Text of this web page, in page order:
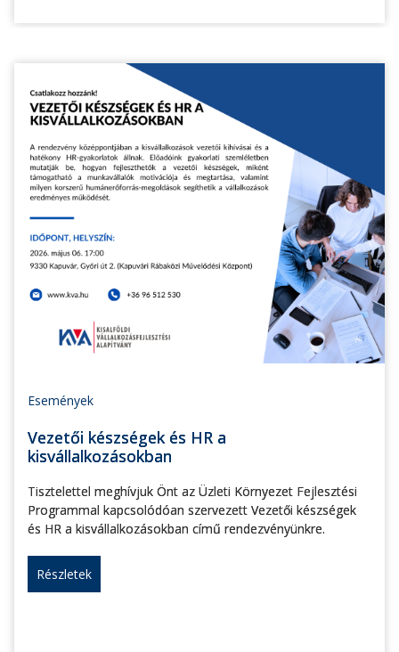
Események
Vezetői készségek és HR a
kisvállalkozásokban
Tisztelettel meghívjuk Önt az Üzleti Környezet Fejlesztési
Programmal kapcsolódóan szervezett Vezetői készségek
és HR a kisvállalkozásokban című rendezvényünkre.
Részletek